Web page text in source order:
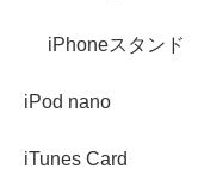
iPhoneスタンド
iPod nano
iTunes Card